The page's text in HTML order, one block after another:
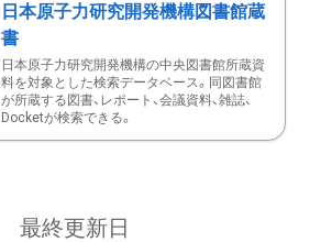
日本原子力研究開発機構図書館蔵
書
日本原子力研究開発機構の中央図書館所蔵資
料を対象とした検索データベース。同図書館
が所蔵する図書、レポート、会議資料、雑誌、
Docketが検索できる。
最終更新日